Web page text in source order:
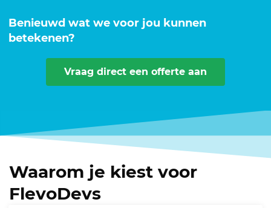
Benieuwd wat we voor jou kunnen
betekenen?
Vraag direct een offerte aan
Waarom je kiest voor
FlevoDevs